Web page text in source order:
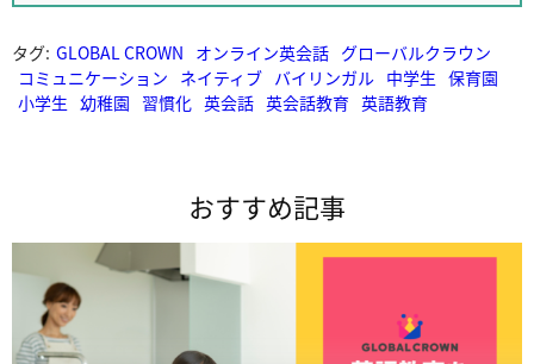
タグ: GLOBAL CROWN オンライン英会話 グローバルクラウン
コミュニケーション ネイティブ バイリンガル 中学生 保育園
小学生 幼稚園 習慣化 英会話 英会話教育 英語教育
おすすめ記事